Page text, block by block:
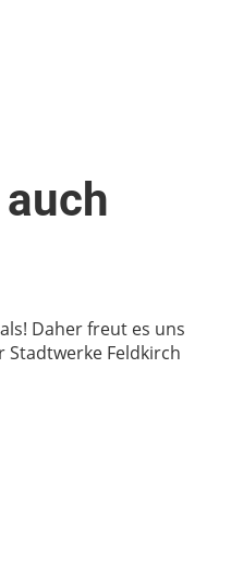
Daher freut es uns
Stadtwerke Feldkirch